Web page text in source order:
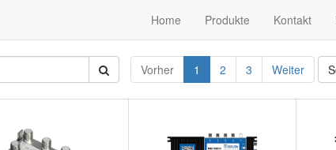
Home Produkte Kontakt
Vorher 1 2 3 Weiter